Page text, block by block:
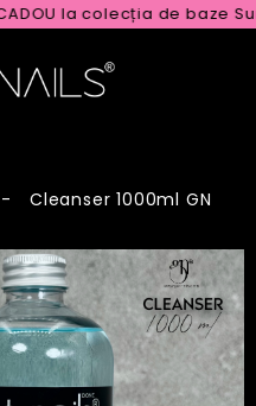
la colecția de baze
Cleanser 1000ml GN